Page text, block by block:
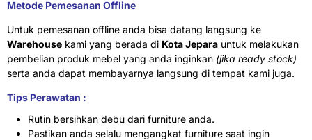
Metode Pemesanan Offline
Untuk pemesanan offline anda bisa datang langsung ke
Warehouse kami yang berada di Kota Jepara untuk melakukan
pembelian produk mebel yang anda inginkan (jika ready stock)
serta anda dapat membayarnya langsung di tempat kami juga.
Tips Perawatan :
Rutin bersihkan debu dari furniture anda.
Pastikan anda selalu mengangkat furniture saat ingin